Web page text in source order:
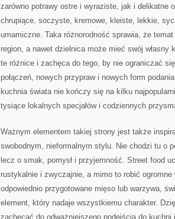
zarówno potrawy ostre i wyraziste, jak i delikatne
chrupiące, soczyste, kremowe, kleiste, lekkie,
umamiczne. Taka różnorodność sprawia, że
region, a nawet dzielnica może mieć swój
te różnice i zachęca do tego, by nie ograniczać
połączeń, nowych przypraw i nowych form
kuchnia świata nie kończy się na kilku
tysiące lokalnych specjałów i codziennych
Ważnym elementem takiej strony jest także
swobodnym, nieformalnym stylu. Nie chodzi tu o
lecz o smak, pomysł i przyjemność. Street food
rustykalnie i zwyczajnie, a mimo to robić
odpowiednio przygotowane mięso lub warzywa,
element, który nadaje wszystkiemu charakter.
zachęcać do odważniejszego podejścia do